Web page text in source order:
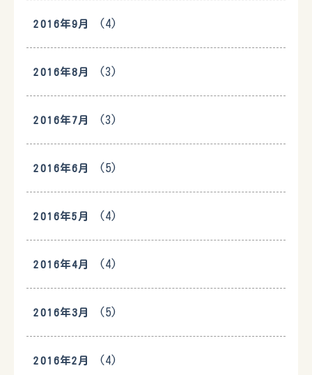
2016年9月 (4)
2016年8月 (3)
2016年7月 (3)
2016年6月 (5)
2016年5月 (4)
2016年4月 (4)
2016年3月 (5)
2016年2月 (4)